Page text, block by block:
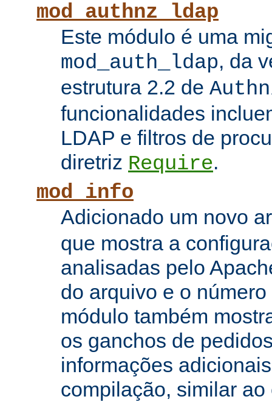
mod_authnz_ldap
Este módulo é uma
mod_auth_ldap, da
estrutura 2.2 de
funcionalidades
LDAP e filtros de
diretriz Require.
mod_info
Adicionado um novo
que mostra a
analisadas pelo
do arquivo e o
módulo também
os ganchos de
informações
compilação, similar